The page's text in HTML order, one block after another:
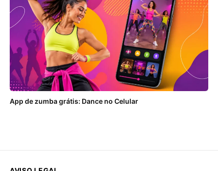
App de zumba grátis: Dance no Celular